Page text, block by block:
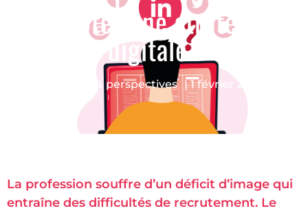
Adopter une stratégie
digitale !
Conseils & perspectives | 1 février 2021
La profession souffre d’un déficit d’image qui
entraîne des difficultés de recrutement. Le